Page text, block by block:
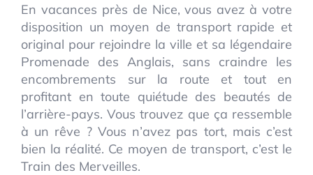
En vacances près de Nice, vous avez à votre
disposition un moyen de transport rapide et
original pour rejoindre la ville et sa légendaire
Promenade des Anglais, sans craindre les
encombrements sur la route et tout en
profitant en toute quiétude des beautés de
l’arrière-pays. Vous trouvez que ça ressemble
à un rêve ? Vous n’avez pas tort, mais c’est
bien la réalité. Ce moyen de transport, c’est le
Train des Merveilles.